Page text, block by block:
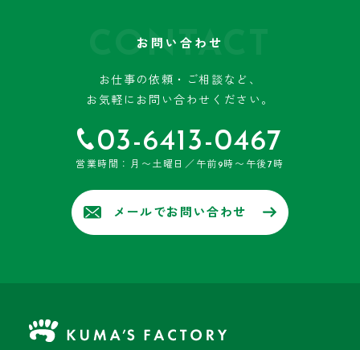
CONTACT
お問い合わせ
お仕事の依頼・ご相談など、
お気軽にお問い合わせください。
03-6413-0467
営業時間：月〜土曜日／午前9時〜午後7時
メールでお問い合わせ